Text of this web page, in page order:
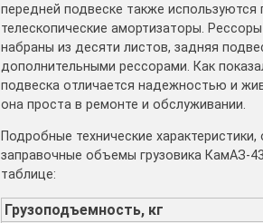
передней подвеске также используются
телескопические амортизаторы.
набраны из десяти листов, задняя
дополнительными рессорами. Как
подвеска отличается надежностью и
она проста в ремонте и обслуживании.
Подробные технические характеристики,
заправочные объемы грузовика КамАЗ-
таблице:
Грузоподъемность, кг